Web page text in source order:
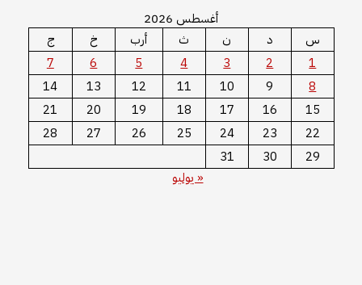
أغسطس 2026
س
د ن ث أرب خ
ج
1
2
3
4
5
6
7
8
9
10
11
12
13
14
15
16
17
18
19
20
21
22
23
24
25
26
27
28
29
30
31
« يوليو